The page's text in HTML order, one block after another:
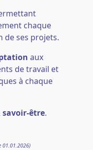
chaque
de ses projets.
aux
de travail et
à chaque
savoir-être.
01.01.2026)